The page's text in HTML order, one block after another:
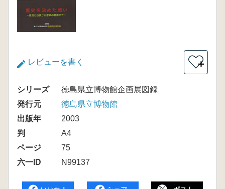
レビューを書く ＋
シリーズ
徳島県立博物館企画展図録
発行元
徳島県立博物館
出版年
2003
判
A4
ページ
75
六一ID
N99137